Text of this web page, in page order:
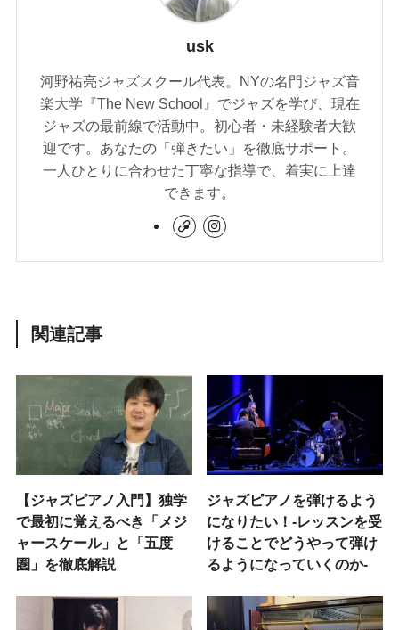
usk
河野祐亮ジャズスクール代表。NYの名門ジャズ音
楽大学『The New School』でジャズを学び、現在
ジャズの最前線で活動中。初心者・未経験者大歓
迎です。あなたの「弾きたい」を徹底サポート。
一人ひとりに合わせた丁寧な指導で、着実に上達
できます。
関連記事
【ジャズピアノ入門】独学
で最初に覚えるべき「メジ
ャースケール」と「五度
圏」を徹底解説
ジャズピアノを弾けるよう
になりたい！-レッスンを受
けることでどうやって弾け
るようになっていくのか-